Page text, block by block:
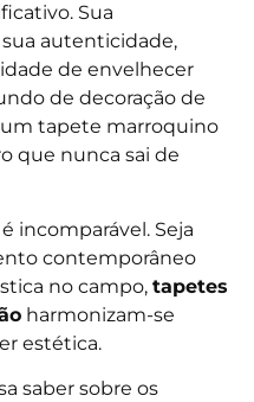
Sua
autenticidade,
de envelhecer
de decoração de
um tapete marroquino
que nunca sai de
incomparável. Seja
contemporâneo
no campo, tapetes
harmonizam-se
estética.
saber sobre os